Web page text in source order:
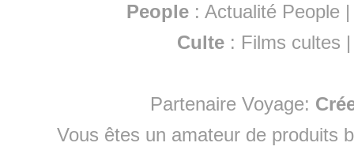
People :Actualité People
Culte : Films cultes
Partenaire Voyage:
Vous êtes un amateur de produits